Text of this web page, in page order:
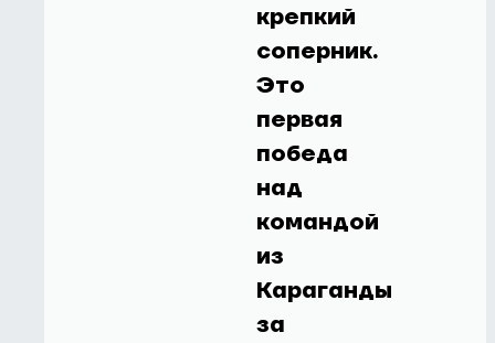
крепкий
соперник.
Это
первая
победа
над
командой
из
Караганды
за